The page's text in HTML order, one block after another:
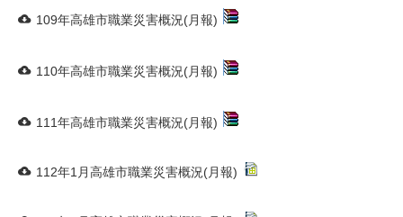
109年高雄市職業災害概況(月報)
110年高雄市職業災害概況(月報)
111年高雄市職業災害概況(月報)
112年1月高雄市職業災害概況(月報)